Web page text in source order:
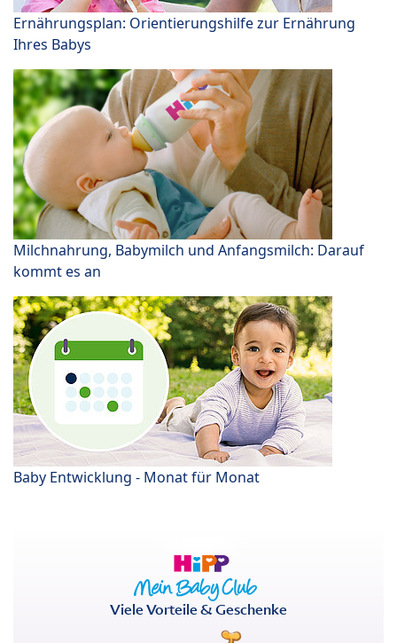
Ernährungsplan: Orientierungshilfe zur Ernährung
Ihres Babys
Milchnahrung, Babymilch und Anfangsmilch: Darauf
kommt es an
Baby Entwicklung - Monat für Monat
Viele Vorteile & Geschenke